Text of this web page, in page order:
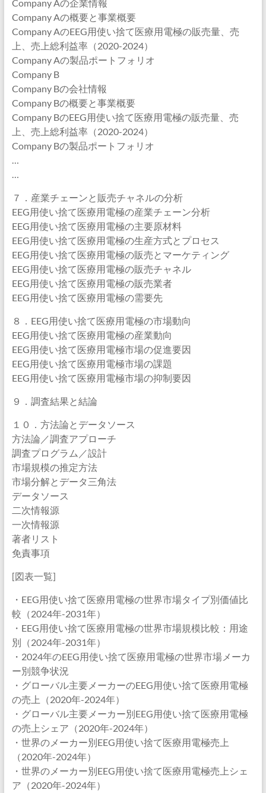
Company Aの企業情報
Company Aの概要と事業概要
Company AのEEG用使い捨て医療用電極の販売量、売
上、売上総利益率（2020-2024）
Company Aの製品ポートフォリオ
Company B
Company Bの会社情報
Company Bの概要と事業概要
Company BのEEG用使い捨て医療用電極の販売量、売
上、売上総利益率（2020-2024）
Company Bの製品ポートフォリオ
…
…
７．産業チェーンと販売チャネルの分析
EEG用使い捨て医療用電極の産業チェーン分析
EEG用使い捨て医療用電極の主要原材料
EEG用使い捨て医療用電極の生産方式とプロセス
EEG用使い捨て医療用電極の販売とマーケティング
EEG用使い捨て医療用電極の販売チャネル
EEG用使い捨て医療用電極の販売業者
EEG用使い捨て医療用電極の需要先
８．EEG用使い捨て医療用電極の市場動向
EEG用使い捨て医療用電極の産業動向
EEG用使い捨て医療用電極市場の促進要因
EEG用使い捨て医療用電極市場の課題
EEG用使い捨て医療用電極市場の抑制要因
９．調査結果と結論
１０．方法論とデータソース
方法論／調査アプローチ
調査プログラム／設計
市場規模の推定方法
市場分解とデータ三角法
データソース
二次情報源
一次情報源
著者リスト
免責事項
[図表一覧]
・EEG用使い捨て医療用電極の世界市場タイプ別価値比
較（2024年-2031年）
・EEG用使い捨て医療用電極の世界市場規模比較：用途
別（2024年-2031年）
・2024年のEEG用使い捨て医療用電極の世界市場メーカ
ー別競争状況
・グローバル主要メーカーのEEG用使い捨て医療用電極
の売上（2020年-2024年）
・グローバル主要メーカー別EEG用使い捨て医療用電極
の売上シェア（2020年-2024年）
・世界のメーカー別EEG用使い捨て医療用電極売上
（2020年-2024年）
・世界のメーカー別EEG用使い捨て医療用電極売上シェ
ア（2020年-2024年）